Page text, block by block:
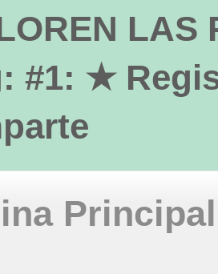
LAS
#1: ★
Principal